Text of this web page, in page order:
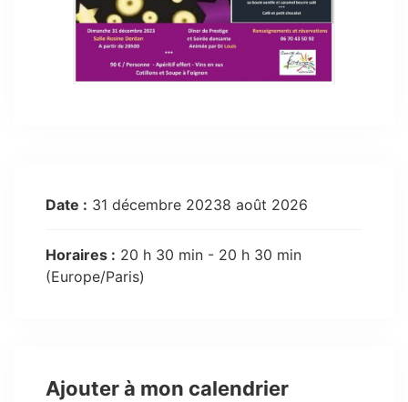
Date : 31 décembre 20238 août 2026
Horaires : 20 h 30 min - 20 h 30 min
(Europe/Paris)
Ajouter à mon calendrier